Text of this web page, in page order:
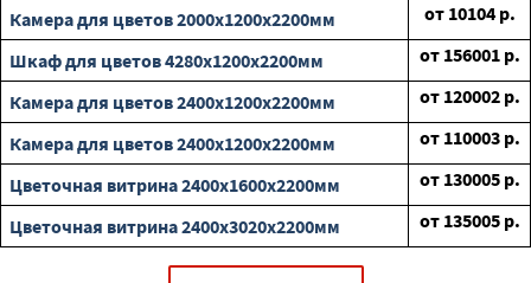
Камера для цветов 2000х1200х2200мм
от 10104 р.
Шкаф для цветов 4280х1200х2200мм
от 156001 р.
Камера для цветов 2400х1200х2200мм
от 120002 р.
Камера для цветов 2400х1200х2200мм
от 110003 р.
Цветочная витрина 2400х1600х2200мм
от 130005 р.
Цветочная витрина 2400х3020х2200мм
от 135005 р.